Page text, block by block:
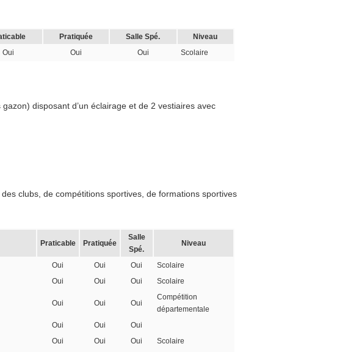
Pratiquée Salle Spé.
Niveau
Oui Oui Oui Scolaire
disposant d’un éclairage et de 2 vestiaires avec
clubs, de compétitions sportives, de formations sportives
Praticable Pratiquée
Salle
Spé.
Niveau
Oui Oui Oui
Scolaire
Oui Oui Oui Scolaire
Oui Oui Oui
Compétition
départementale
Oui Oui
Oui
Oui Oui Oui
Scolaire